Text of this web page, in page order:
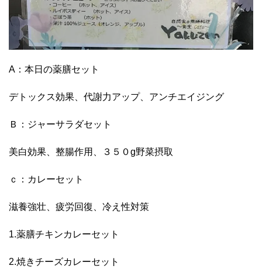
A：本日の薬膳セット
デトックス効果、代謝力アップ、アンチエイジング
Ｂ：ジャーサラダセット
美白効果、整腸作用、３５０g野菜摂取
ｃ：カレーセット
滋養強壮、疲労回復、冷え性対策
1.薬膳チキンカレーセット
2.焼きチーズカレーセット